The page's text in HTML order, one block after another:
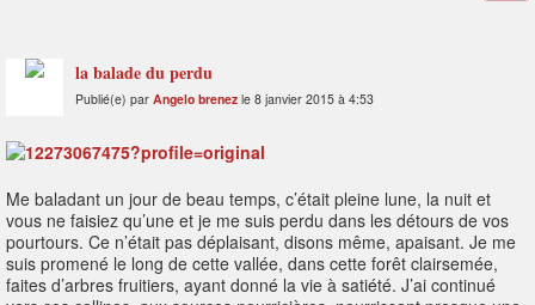
la balade du perdu
Publié(e) par Angelo brenez le 8 janvier 2015 à 4:53
Me baladant un jour de beau temps, c’était pleine lune, la nuit et
vous ne faisiez qu’une et je me suis perdu dans les détours de vos
pourtours. Ce n’était pas déplaisant, disons même, apaisant. Je me
suis promené le long de cette vallée, dans cette forêt clairsemée,
faites d’arbres fruitiers, ayant donné la vie à satiété. J’ai continué